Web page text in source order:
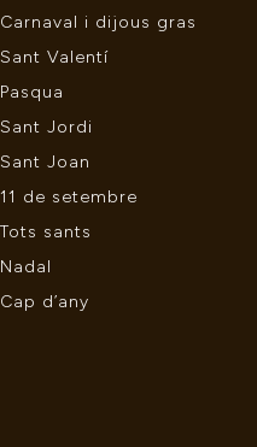
Carnaval i dijous gras
Sant Valentí
Pasqua
Sant Jordi
Sant Joan
11 de setembre
Tots sants
Nadal
Cap d’any